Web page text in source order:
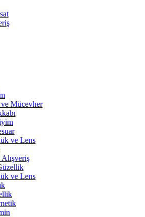
ve Mücevher
ve Lens
ve Lens